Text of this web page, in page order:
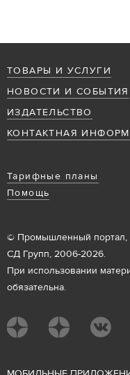
ТОВАРЫ И УСЛУГИ
НОВОСТИ И СОБЫТИЯ
ИЗДАТЕЛЬСТВО
КОНТАКТНАЯ
Тарифные планы
Помощь
© Промышленный портал,
СД Групп, 2006-2026.
При использовании
обязательна.